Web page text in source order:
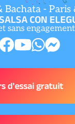
Bachata - Paris
CON
sans engagement
d'essai gratuit